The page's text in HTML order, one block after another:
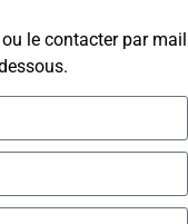
le contacter par mail